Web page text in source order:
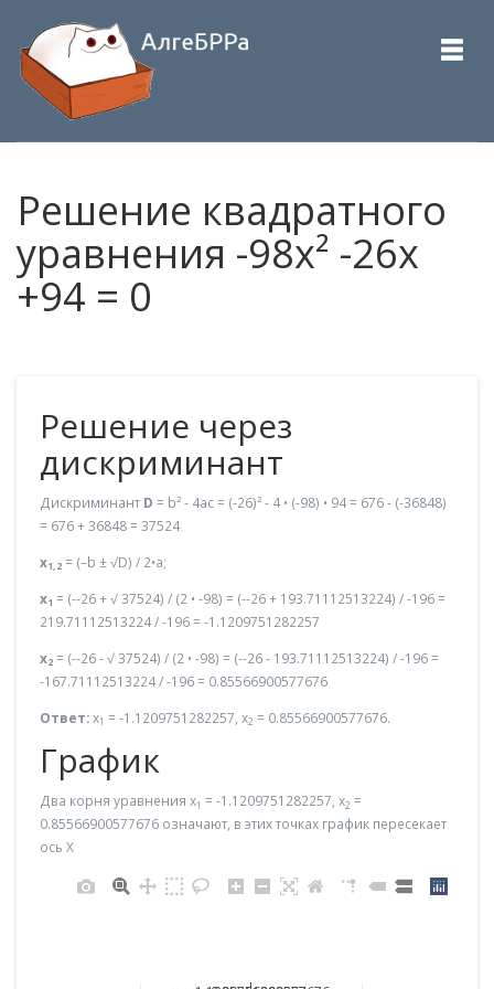
Решение квадратного
уравнения -98x² -26x
+94 = 0
Решение через
дискриминант
Дискриминант D = b² - 4ac = (-26)² - 4 • (-98) • 94 = 676 - (-36848)
= 676 + 36848 = 37524
x1,2 = (–b ± √D) / 2•a;
x1 = (--26 + √ 37524) / (2 • -98) = (--26 + 193.71112513224) / -196 =
219.71112513224 / -196 = -1.1209751282257
x2 = (--26 - √ 37524) / (2 • -98) = (--26 - 193.71112513224) / -196 =
-167.71112513224 / -196 = 0.85566900577676
Ответ:x1 = -1.1209751282257, x2 = 0.85566900577676.
График
Два корня уравнения x1 = -1.1209751282257, x2 =
0.85566900577676 означают, в этих точках график пересекает
ось X